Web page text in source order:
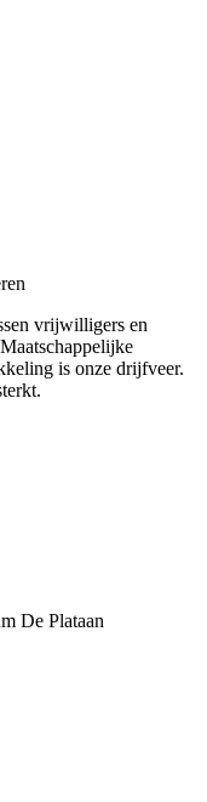
vrijwilligers en
is onze drijfveer.
De Plataan